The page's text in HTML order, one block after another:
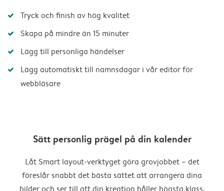
Tryck och finish av hög kvalitet
Skapa på mindre än 15 minuter
Lägg till personliga händelser
Lägg automatiskt till namnsdagar i vår editor för
webbläsare
Sätt personlig prägel på din kalender
Låt Smart layout-verktyget göra grovjobbet – det
föreslår snabbt det bästa sättet att arrangera dina
bilder och ser till att din kreation håller högsta klass.